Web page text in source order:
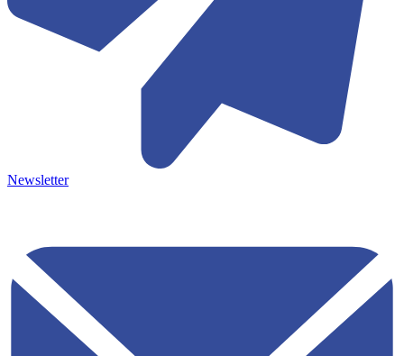
Newsletter